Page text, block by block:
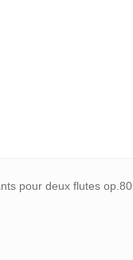
pour deux flutes op.80